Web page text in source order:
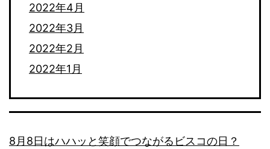
2022年4月
2022年3月
2022年2月
2022年1月
8月8日はハハッと笑顔でつながるビスコの日？